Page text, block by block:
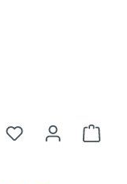
Du hast 0